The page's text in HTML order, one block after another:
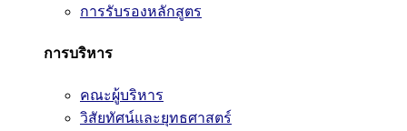
การรับรองหลักสูตร
การบริหาร
คณะผู้บริหาร
วิสัยทัศน์และยุทธศาสตร์